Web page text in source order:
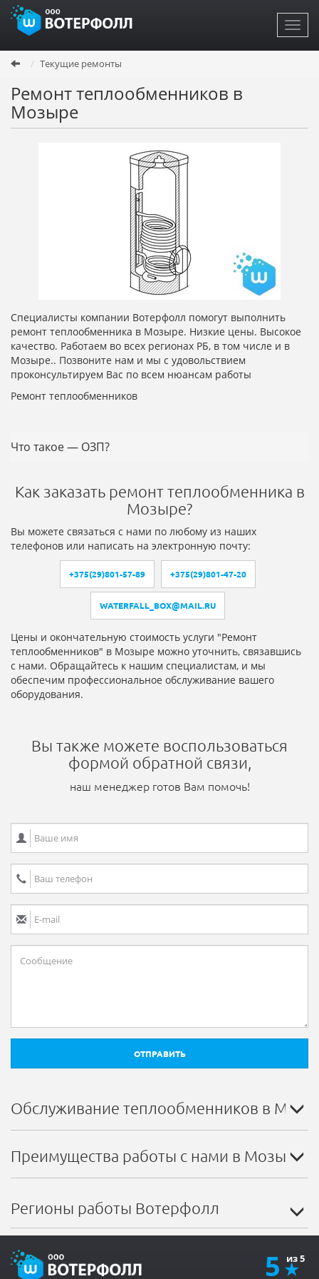
Перейти
основному
содержанию
Текущие ремонты
Ремонт теплообменников в
Мозыре
Специалисты компании Вотерфолл помогут выполнить
ремонт теплообменника в Мозыре. Низкие цены. Высокое
качество. Работаем во всех регионах РБ, в том числе и в
Мозыре.. Позвоните нам и мы с удовольствием
проконсультируем Вас по всем нюансам работы
Ремонт теплообменников
Что такое — ОЗП?
Как заказать ремонт теплообменника в
Мозыре?
Вы можете связаться с нами по любому из наших
телефонов или написать на электронную почту:
+375(29)801-57-89 +375(29)801-47-20
WATERFALL_BOX@MAIL.RU
Цены и окончательную стоимость услуги "Ремонт
теплообменников" в Мозыре можно уточнить, связавшись
с нами. Обращайтесь к нашим специалистам, и мы
обеспечим профессиональное обслуживание вашего
оборудования.
Вы также можете воспользоваться
формой обратной связи,
наш менеджер готов Вам помочь!
ОТПРАВИТЬ
Обслуживание теплообменников в
Преимущества работы с нами в Мозыре
Регионы работы Вотерфолл
5